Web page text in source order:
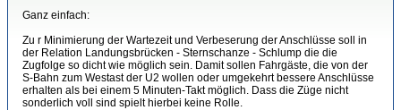
Ganz einfach:
Zu r Minimierung der Wartezeit und Verbeserung der Anschlüsse soll in
der Relation Landungsbrücken - Sternschanze - Schlump die die
Zugfolge so dicht wie möglich sein. Damit sollen Fahrgäste, die von der
S-Bahn zum Westast der U2 wollen oder umgekehrt bessere Anschlüsse
erhalten als bei einem 5 Minuten-Takt möglich. Dass die Züge nicht
sonderlich voll sind spielt hierbei keine Rolle.